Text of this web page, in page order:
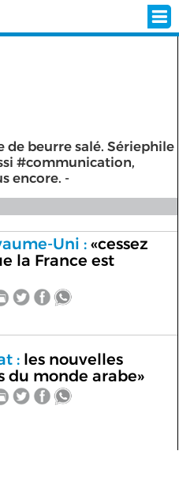
de beurre salé. Sériephile
#communication,
encore. -
Uni :«cessez
la France est
:les nouvelles
du monde arabe»